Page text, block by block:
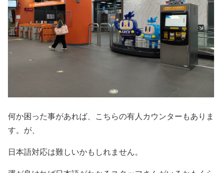
何か困った事があれば、こちらの有人カウンターもありま
す。が、
日本語対応は難しいかもしれません。